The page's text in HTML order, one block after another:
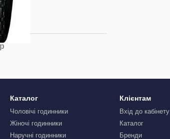
Каталог
Чоловічі годинники
Жіночі годинники
Наручні годинники
Клієнтам
Вхід до кабінету
Каталог
Бренди